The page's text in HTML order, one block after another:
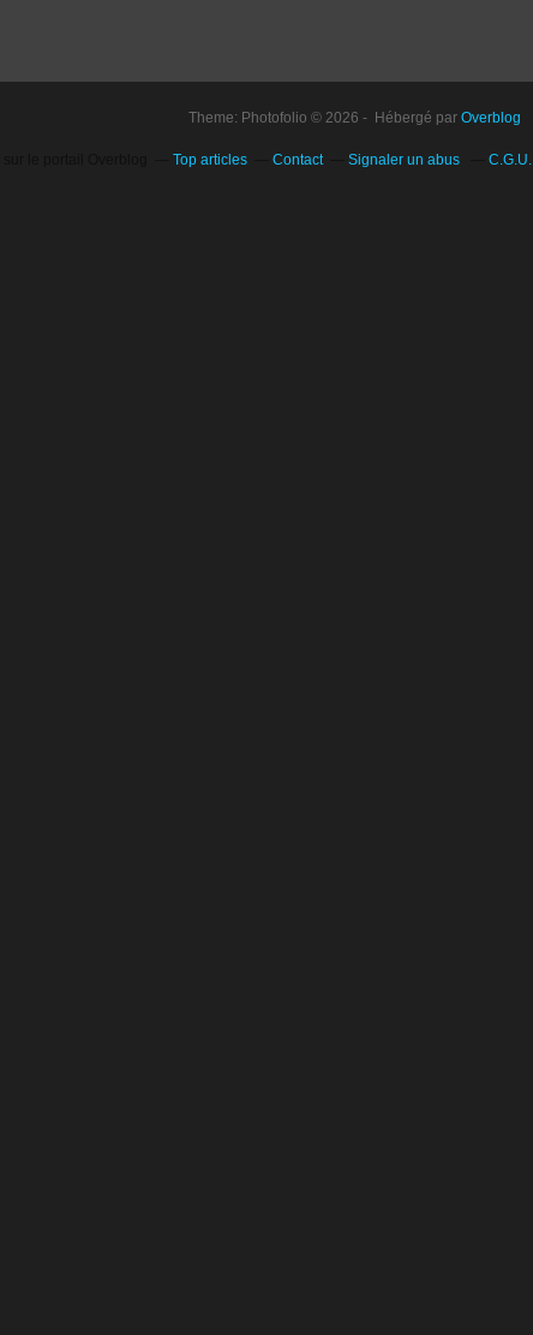
Theme: Photofolio © 2026 - Hébergé par Overblog
Top articles Contact Signaler un abus C.G.U.